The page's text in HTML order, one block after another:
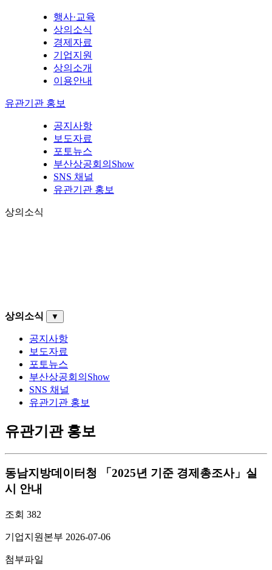
행사·교육
상의소식
경제자료
기업지원
상의소개
이용안내
유관기관 홍보
공지사항
보도자료
포토뉴스
부산상공회의Show
SNS 채널
유관기관 홍보
상의소식
상의소식 ▼
공지사항
보도자료
포토뉴스
부산상공회의Show
SNS 채널
유관기관 홍보
유관기관 홍보
동남지방데이터청 「2025년 기준 경제총조사」실
시 안내
조회 382
기업지원본부 2026-07-06
첨부파일